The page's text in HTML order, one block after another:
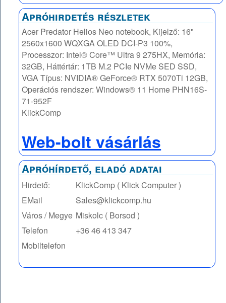
Apróhirdetés részletek
Acer Predator Helios Neo notebook, Kijelző: 16"
2560x1600 WQXGA OLED DCI-P3 100%,
Processzor: Intel® Core™ Ultra 9 275HX, Memória:
32GB, Háttértár: 1TB M.2 PCIe NVMe SED SSD,
VGA Típus: NVIDIA® GeForce® RTX 5070Ti 12GB,
Operációs rendszer: Windows® 11 Home PHN16S-
71-952F
KlickComp
Web-bolt vásárlás
Apróhírdető, eladó adatai
Hirdető:
KlickComp ( Klick Computer )
EMail
Sales@klickcomp.hu
Város / Megye Miskolc ( Borsod )
Telefon
+36 46 413 347
Mobiltelefon